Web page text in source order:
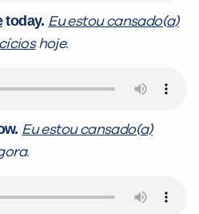
today. Eu estou cansado(a)
hoje.
Eu estou cansado(a)